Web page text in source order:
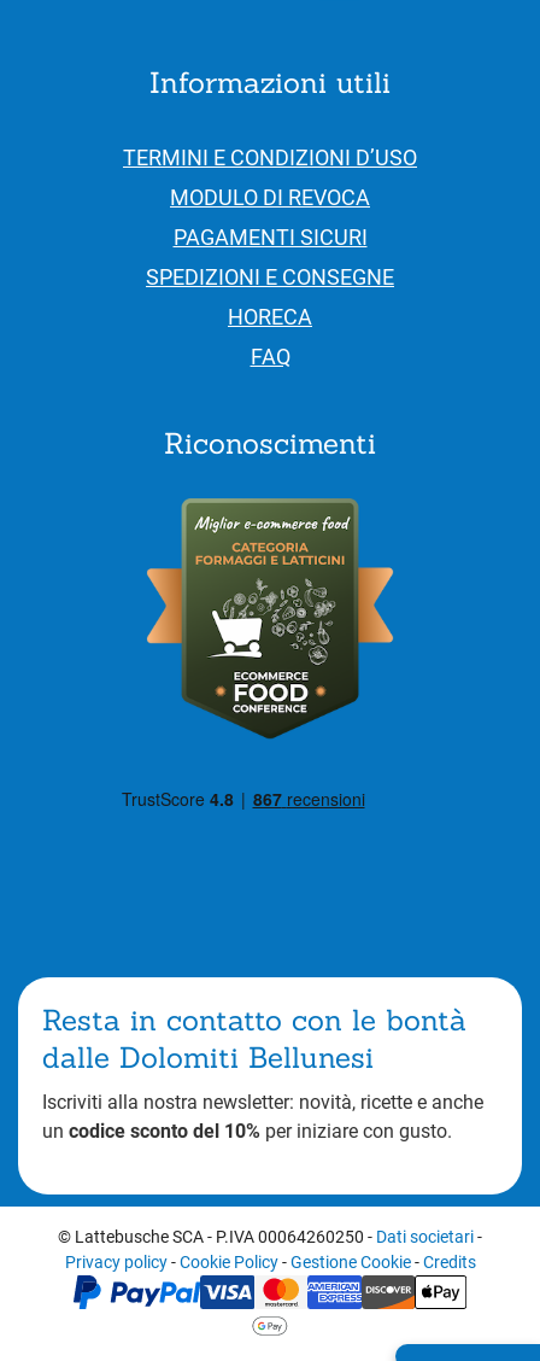
Informazioni utili
TERMINI E CONDIZIONI D’USO
MODULO DI REVOCA
PAGAMENTI SICURI
SPEDIZIONI E CONSEGNE
HORECA
FAQ
Riconoscimenti
Resta in contatto con le bontà
dalle Dolomiti Bellunesi
Iscriviti alla nostra newsletter: novità, ricette e anche
un codice sconto del 10% per iniziare con gusto.
© Lattebusche SCA- P.IVA 00064260250 - Dati societari-
Privacy policy-Cookie Policy-Gestione Cookie-Credits